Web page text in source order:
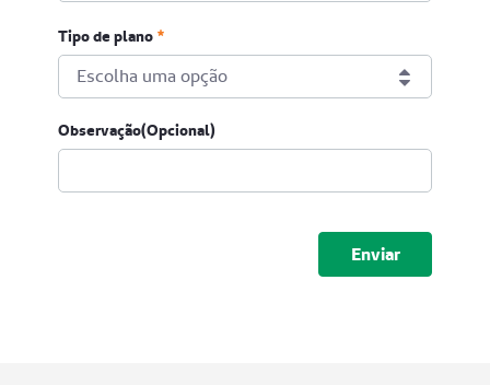
Tipo de plano
Escolha uma opção
Obrigatório
Observação(Opcional)
Submeter